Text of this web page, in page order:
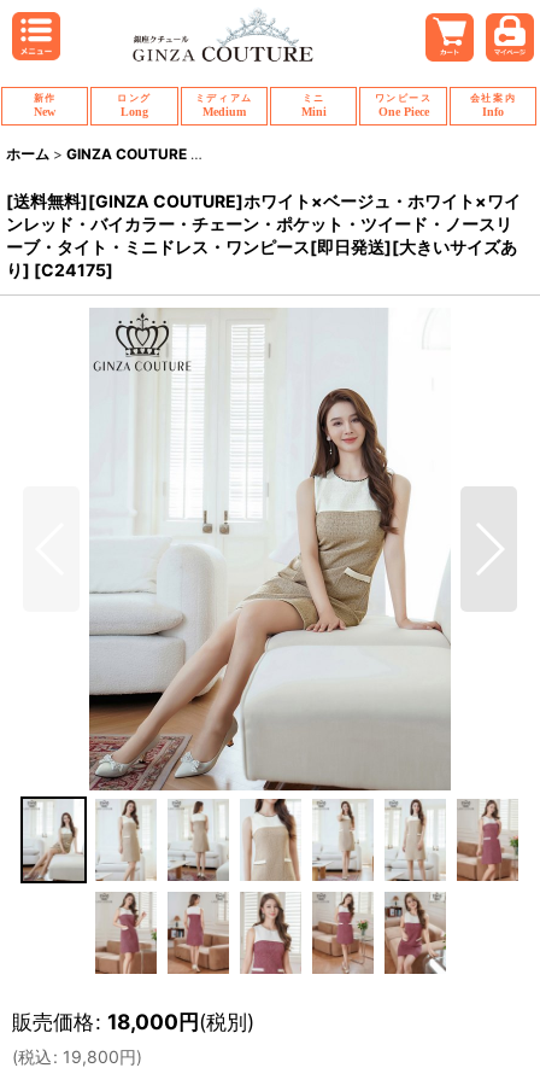
新作
New
ロング
Long
ミディアム
Medium
ミニ
Mini
ワンピース
One Piece
会社案内
Info
ホーム > GINZA COUTURE >
[送料無料][GINZA COUTURE]ホワイト×ベージュ・ホワイト×ワイ
ンレッド・バイカラー・チェーン・ポケット・ツイード・ノースリ
ーブ・タイト・ミニドレス・ワンピース[即日発送][大きいサイズあ
り] [C24175]
販売価格: 18,000円(税別)
(税込: 19,800円)